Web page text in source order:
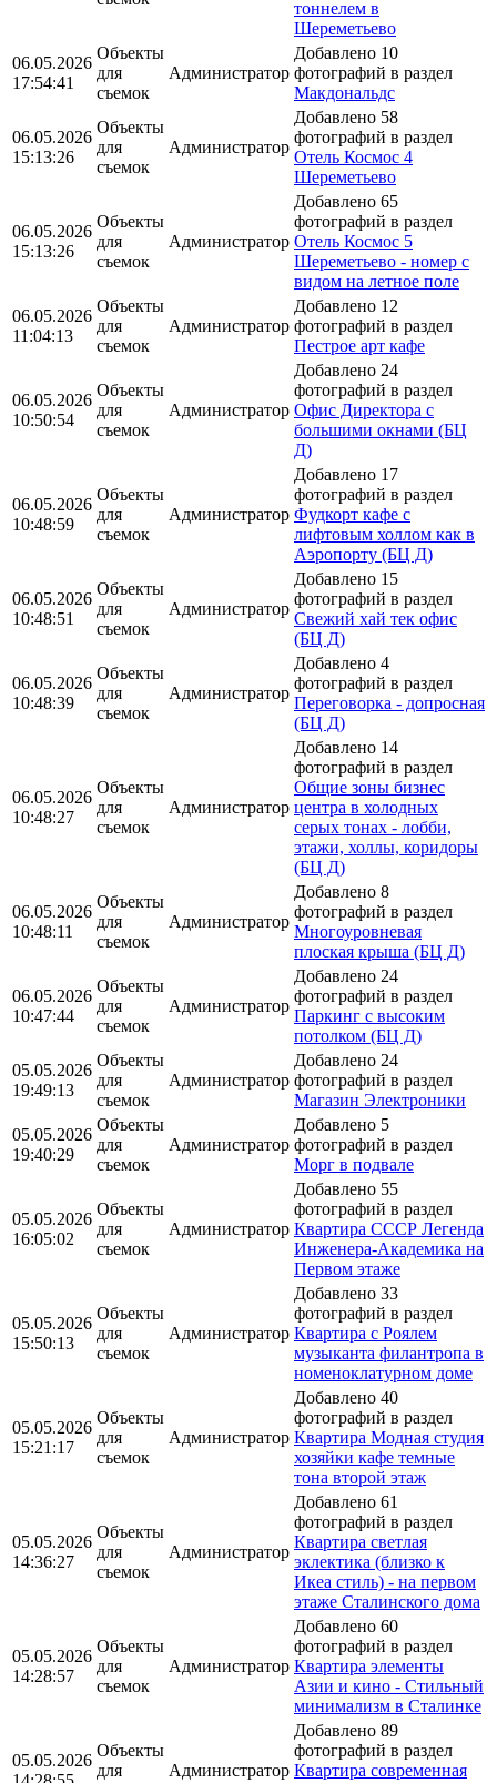
тоннелем в
Шереметьево
06.05.2026
17:54:41
Объекты
для
съемок
Администратор
Добавлено 10
фотографий в раздел
Макдональдс
06.05.2026
15:13:26
Объекты
для
съемок
Администратор
Добавлено 58
фотографий в раздел
Отель Космос 4
Шереметьево
06.05.2026
15:13:26
Объекты
для
съемок
Администратор
Добавлено 65
фотографий в раздел
Отель Космос 5
Шереметьево - номер с
видом на летное поле
06.05.2026
11:04:13
Объекты
для
съемок
Администратор
Добавлено 12
фотографий в раздел
Пестрое арт кафе
06.05.2026
10:50:54
Объекты
для
съемок
Администратор
Добавлено 24
фотографий в раздел
Офис Директора с
большими окнами (БЦ
Д)
06.05.2026
10:48:59
Объекты
для
съемок
Администратор
Добавлено 17
фотографий в раздел
Фудкорт кафе с
лифтовым холлом как в
Аэропорту (БЦ Д)
06.05.2026
10:48:51
Объекты
для
съемок
Администратор
Добавлено 15
фотографий в раздел
Свежий хай тек офис
(БЦ Д)
06.05.2026
10:48:39
Объекты
для
съемок
Администратор
Добавлено 4
фотографий в раздел
Переговорка - допросная
(БЦ Д)
06.05.2026
10:48:27
Объекты
для
съемок
Администратор
Добавлено 14
фотографий в раздел
Общие зоны бизнес
центра в холодных
серых тонах - лобби,
этажи, холлы, коридоры
(БЦ Д)
06.05.2026
10:48:11
Объекты
для
съемок
Администратор
Добавлено 8
фотографий в раздел
Многоуровневая
плоская крыша (БЦ Д)
06.05.2026
10:47:44
Объекты
для
съемок
Администратор
Добавлено 24
фотографий в раздел
Паркинг с высоким
потолком (БЦ Д)
05.05.2026
19:49:13
Объекты
для
съемок
Администратор
Добавлено 24
фотографий в раздел
Магазин Электроники
05.05.2026
19:40:29
Объекты
для
съемок
Администратор
Добавлено 5
фотографий в раздел
Морг в подвале
05.05.2026
16:05:02
Объекты
для
съемок
Администратор
Добавлено 55
фотографий в раздел
Квартира СССР Легенда
Инженера-Академика на
Первом этаже
05.05.2026
15:50:13
Объекты
для
съемок
Администратор
Добавлено 33
фотографий в раздел
Квартира с Роялем
музыканта филантропа в
номеноклатурном доме
05.05.2026
15:21:17
Объекты
для
съемок
Администратор
Добавлено 40
фотографий в раздел
Квартира Модная студия
хозяйки кафе темные
тона второй этаж
05.05.2026
14:36:27
Объекты
для
съемок
Администратор
Добавлено 61
фотографий в раздел
Квартира светлая
эклектика (близко к
Икеа стиль) - на первом
этаже Сталинского дома
05.05.2026
14:28:57
Объекты
для
съемок
Администратор
Добавлено 60
фотографий в раздел
Квартира элементы
Азии и кино - Стильный
минимализм в Сталинке
05.05.2026
Объекты
для
Администратор
Добавлено 89
фотографий в раздел
Квартира современная